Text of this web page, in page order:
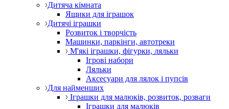
Дитяча кімната
Ящики для іграшок
Дитячі іграшки
Розвиток і творчість
Машинки, паркінги, автотреки
М'які іграшки, фігурки, ляльки
Ігрові набори
Ляльки
Аксесуари для лялок і пупсів
Для найменших
Іграшки для малюків, розвиток, розваги
Іграшки для малюків